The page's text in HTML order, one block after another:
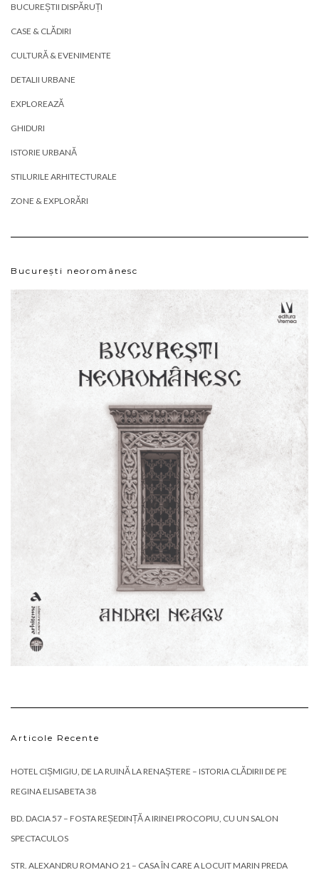
BUCUREȘTII DISPĂRUȚI
CASE & CLĂDIRI
CULTURĂ & EVENIMENTE
DETALII URBANE
EXPLOREAZĂ
GHIDURI
ISTORIE URBANĂ
STILURILE ARHITECTURALE
ZONE & EXPLORĂRI
București neoromânesc
Articole Recente
HOTEL CIȘMIGIU, DE LA RUINĂ LA RENAȘTERE – ISTORIA CLĂDIRII DE PE
REGINA ELISABETA 38
BD. DACIA 57 – FOSTA REȘEDINȚĂ A IRINEI PROCOPIU, CU UN SALON
SPECTACULOS
STR. ALEXANDRU ROMANO 21 – CASA ÎN CARE A LOCUIT MARIN PREDA